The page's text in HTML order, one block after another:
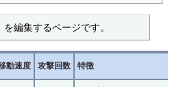
編集するページです。
動速度 攻撃回数 特徴